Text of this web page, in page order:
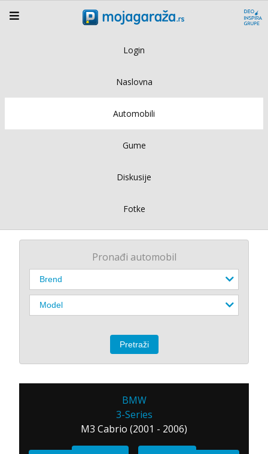
Login
Naslovna
Automobili
Gume
Diskusije
Fotke
Pronađi automobil
BMW
3-Series
M3 Cabrio (2001 - 2006)